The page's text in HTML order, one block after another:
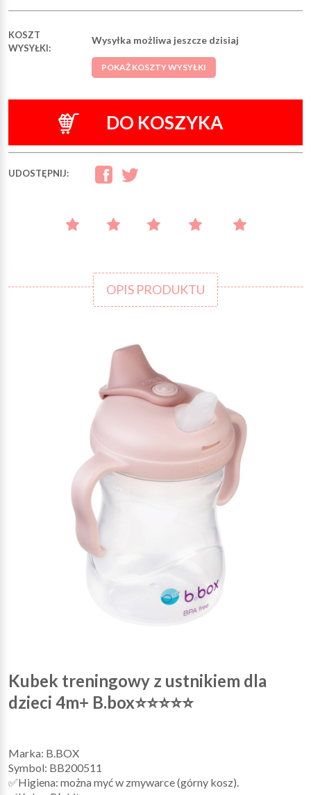
KOSZT
WYSYŁKI:
Wysyłka możliwa jeszcze dzisiaj
POKAŻ KOSZTY WYSYŁKI
DO KOSZYKA
UDOSTĘPNIJ:
OPIS PRODUKTU
Kubek treningowy z ustnikiem dla
dzieci 4m+ B.box⭐⭐⭐⭐⭐
Marka: B.BOX
Symbol: BB200511
✅Higiena: można myć w zmywarce (górny kosz).